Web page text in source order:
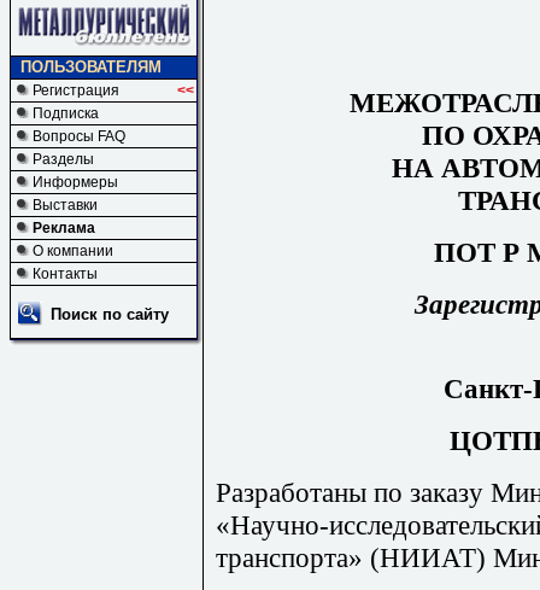
ПОЛЬЗОВАТЕЛЯМ
Регистрация
<<
Подписка
Вопросы FAQ
Разделы
Информеры
Выставки
Реклама
О компании
Контакты
Поиск по сайту
ПО
НА
ПОТ Р
Санкт-
Разработаны по заказу
«Научно-
транспорта» (НИИАТ)